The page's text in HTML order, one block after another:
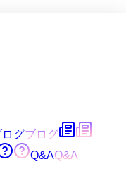
ログブログ
Q&AQ&A